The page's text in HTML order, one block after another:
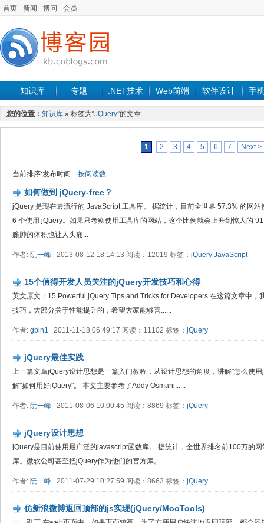
首页 新闻 博问 会员
知识库 专题 .NET技术 Web前端 软件设计 手
您的位置： 知识库 » 标签为“JQuery”的文章
1 2 3 4 5 6 7 Next >
当前排序:发布时间 按阅读数
如何做到 jQuery-free？
jQuery 是现在最流行的 JavaScript 工具库。 据统计，目前全世界 57.3% 的网
6 个使用 jQuery。如果只考察使用工具库的网站，这个比例就会上升到惊人的
臃肿的体积也让人头痛...
作者: 阮一峰 2013-08-12 18:14:13 阅读：12019 标签： jQuery JavaScript
15个值得开发人员关注的jQuery开发技巧和心得
英文原文：15 Powerful jQuery Tips and Tricks for Developers 在这篇文章中，
技巧，大部分关于性能提升的，希望大家能够喜......
作者: gbin1 2011-11-18 06:49:17 阅读：11102 标签： jQuery
jQuery最佳实践
上一篇文章jQuery设计思想是一篇入门教程，从设计思想的角度，讲解"怎么使
解"如何用好jQuery"。 本文主要参考了Addy Osmani......
作者: 阮一峰 2011-08-06 10:00:45 阅读：8869 标签： jQuery
jQuery设计思想
jQuery是目前使用最广泛的javascript函数库。 据统计，全世界排名前100万的
库。微软公司甚至把jQuery作为他们的官方库。 ......
作者: 阮一峰 2011-07-29 10:27:59 阅读：8663 标签： jQuery
仿新浪微博返回顶部的js实现(jQuery/MooTools)